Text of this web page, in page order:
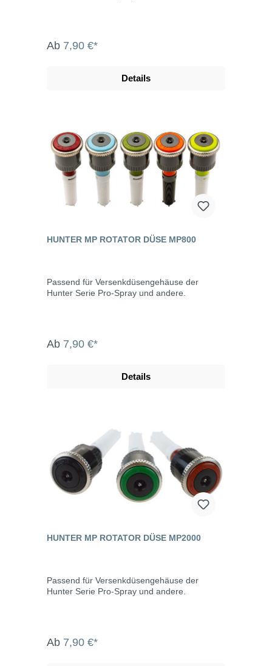
Ab 7,90 €*
Details
HUNTER MP ROTATOR DÜSE MP800
Passend für Versenkdüsengehäuse der
Hunter Serie Pro-Spray und andere.
Ab 7,90 €*
Details
HUNTER MP ROTATOR DÜSE MP2000
Passend für Versenkdüsengehäuse der
Hunter Serie Pro-Spray und andere.
Ab 7,90 €*